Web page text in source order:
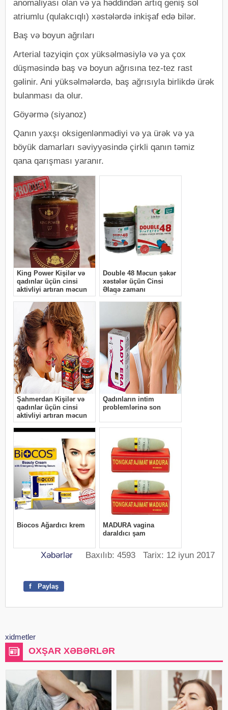
anomaliyası olan və ya həddindən artıq geniş sol
atriumlu (qulakcıqlı) xəstələrdə inkişaf edə bilər.
Baş və boyun ağrıları
Arterial təzyiqin çox yüksəlməsiylə və ya çox
düşməsində baş və boyun ağrısına tez-tez rast
gəlinir. Ani yüksəlmələrdə, baş ağrısıyla birlikdə ürək
bulanması da olur.
Göyərmə (siyanoz)
Qanın yaxşı oksigenlənmədiyi və ya ürək və ya
böyük damarları səviyyəsində çirkli qanın təmiz
qana qarışması yaranır.
Xəbərlər Baxılıb: 4593 Tarix: 12 iyun 2017
f Paylaş
xidmetler
OXŞAR XƏBƏRLƏR